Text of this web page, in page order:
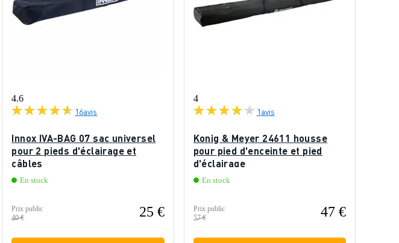
4.6
16avis
Innox IVA-BAG 07 sac universel
pour 2 pieds d'éclairage et
câbles
En stock
Prix public
40 €
25 €
4
1avis
Konig & Meyer 24611 housse
pour pied d'enceinte et pied
d'éclairage
En stock
Prix public
57 €
47 €